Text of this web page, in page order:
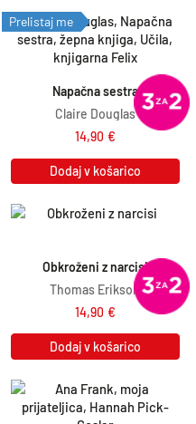
Prelistaj me
Napačna sestra
Claire Douglas
14,90 €
Dodaj v košarico
Obkroženi z narcisi
Thomas Erikson
14,90 €
Dodaj v košarico